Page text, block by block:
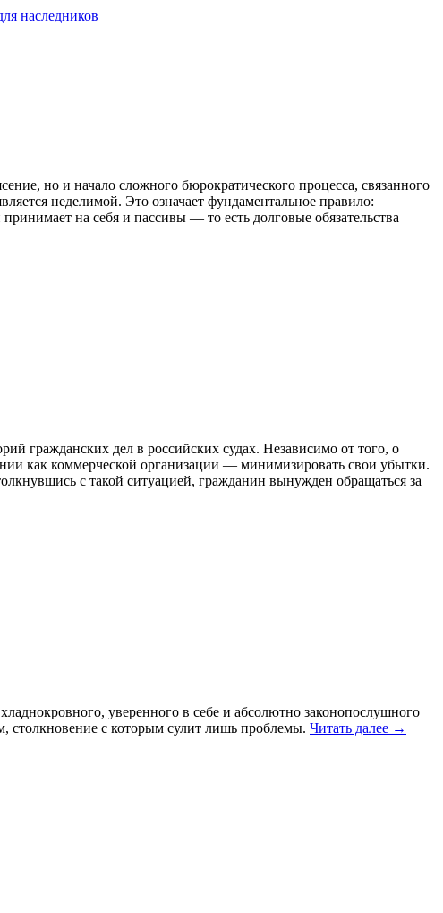
наследников
но и начало сложного бюрократического процесса, связанного
неделимой. Это означает фундаментальное правило:
на себя и пассивы — то есть долговые обязательства
гражданских дел в российских судах. Независимо от того, о
как коммерческой организации — минимизировать свои убытки.
с такой ситуацией, гражданин вынужден обращаться за
уверенного в себе и абсолютно законопослушного
столкновение с которым сулит лишь проблемы. Читать далее →